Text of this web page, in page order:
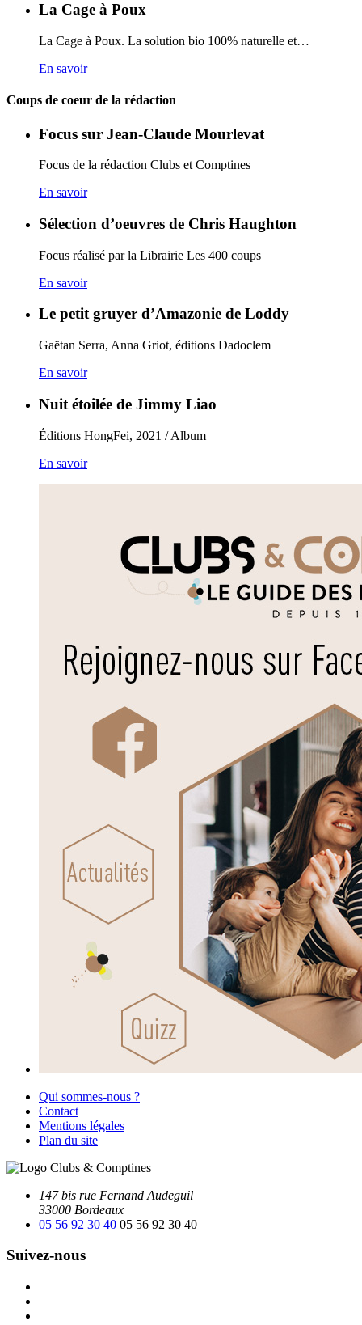
La Cage à Poux
La Cage à Poux. La solution bio 100% naturelle et…
En savoir
Coups de coeur de la rédaction
Focus sur Jean-Claude Mourlevat
Focus de la rédaction Clubs et Comptines
En savoir
Sélection d’oeuvres de Chris Haughton
Focus réalisé par la Librairie Les 400 coups
En savoir
Le petit gruyer d’Amazonie de Loddy
Gaëtan Serra, Anna Griot, éditions Dadoclem
En savoir
Nuit étoilée de Jimmy Liao
Éditions HongFei, 2021 / Album
En savoir
Qui sommes-nous ?
Contact
Mentions légales
Plan du site
147 bis rue Fernand Audeguil
33000 Bordeaux
05 56 92 30 40 05 56 92 30 40
Suivez-nous